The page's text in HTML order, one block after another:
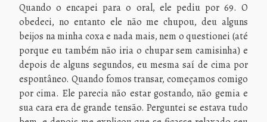
Quando o encapei para o oral, ele pediu por 69. O
obedeci, no entanto ele não me chupou, deu alguns
beijos na minha coxa e nada mais, nem o questionei (até
porque eu também não iria o chupar sem camisinha) e
depois de alguns segundos, eu mesma saí de cima por
espontâneo. Quando fomos transar, começamos comigo
por cima. Ele parecia não estar gostando, não gemia e
sua cara era de grande tensão. Perguntei se estava tudo